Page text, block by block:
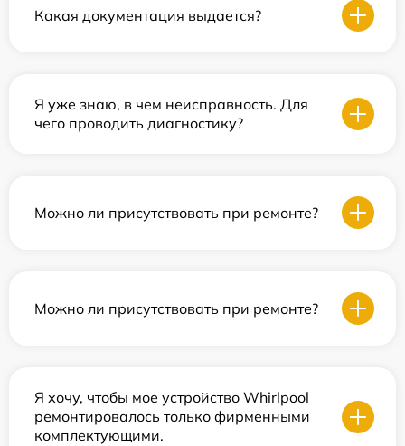
Какая документация выдается?
Я уже знаю, в чем неисправность. Для
чего проводить диагностику?
Можно ли присутствовать при ремонте?
Можно ли присутствовать при ремонте?
Я хочу, чтобы мое устройство Whirlpool
ремонтировалось только фирменными
комплектующими.